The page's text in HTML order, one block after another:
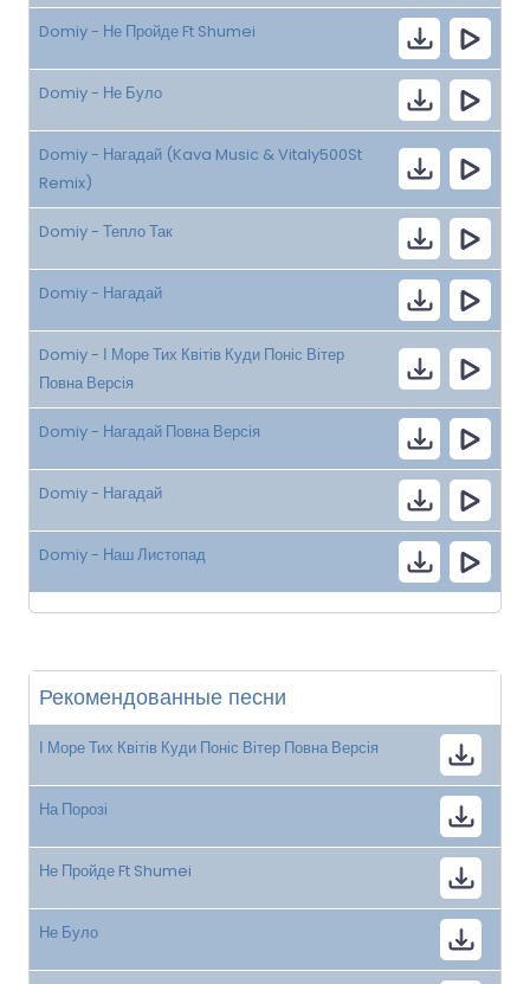
Domiy - Не Пройде Ft Shumei
Domiy - Не Було
Domiy - Нагадай (Kava Music & Vitaly500St
Remix)
Domiy - Тепло Так
Domiy - Нагадай
Domiy - І Море Тих Квітів Куди Поніс Вітер
Повна Версія
Domiy - Нагадай Повна Версія
Domiy - Нагадай
Domiy - Наш Листопад
Рекомендованные песни
І Море Тих Квітів Куди Поніс Вітер Повна Версія
На Порозі
Не Пройде Ft Shumei
Не Було